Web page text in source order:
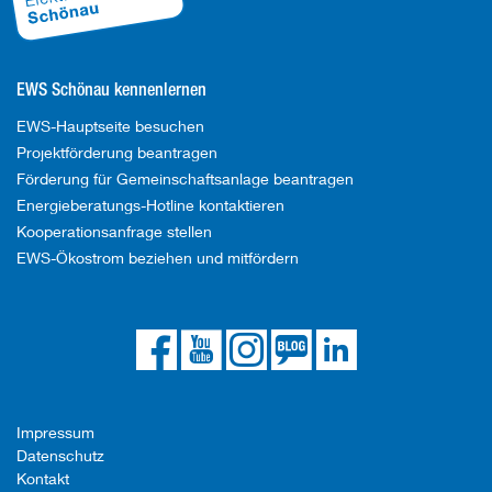
EWS Schönau kennenlernen
EWS-Hauptseite besuchen
Projektförderung beantragen
Förderung für Gemeinschaftsanlage beantragen
Energieberatungs-Hotline kontaktieren
Kooperationsanfrage stellen
EWS-Ökostrom beziehen und mitfördern
EWS
auf
Facebook
EWS
auf
YouTube
EWS
auf
Instagram
zum
EWS
Blog LinkedIn
Impressum
Datenschutz
Kontakt